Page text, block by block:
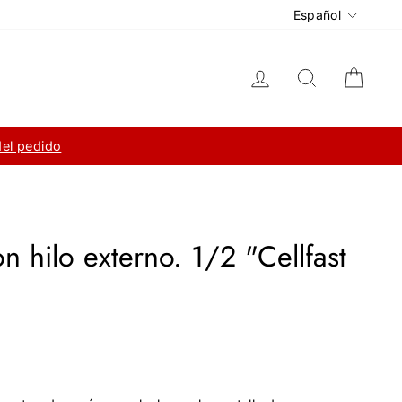
Idioma
Español
Ingresar Buscar
pedido
hilo externo. 1/2 "Cellfast